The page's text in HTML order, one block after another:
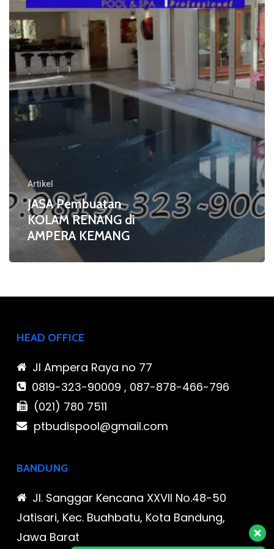
di
AMPERA
KEMANG
Artikel
JASA Pembuatan
KOLAM RENANG di
AMPERA KEMANG
HEAD OFFICE
Jl Ampera Raya no 77
0819-323-90009 , 087-878-466-796
(021) 780 7511
ptbudispool@gmail.com
BANDUNG
Jl. Sanggar Kencana XXVII No.48-50
Jatisari, Kec. Buahbatu, Kota Bandung,
Jawa Barat